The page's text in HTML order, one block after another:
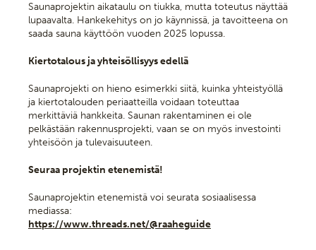
Saunaprojektin aikataulu on tiukka, mutta toteutus näyttää
lupaavalta. Hankekehitys on jo käynnissä, ja tavoitteena on
saada sauna käyttöön vuoden 2025 lopussa.
Kiertotalous ja yhteisöllisyys edellä
Saunaprojekti on hieno esimerkki siitä, kuinka yhteistyöllä
ja kiertotalouden periaatteilla voidaan toteuttaa
merkittäviä hankkeita. Saunan rakentaminen ei ole
pelkästään rakennusprojekti, vaan se on myös investointi
yhteisöön ja tulevaisuuteen.
Seuraa projektin etenemistä!
Saunaprojektin etenemistä voi seurata sosiaalisessa
mediassa:
https://www.threads.net/@raaheguide